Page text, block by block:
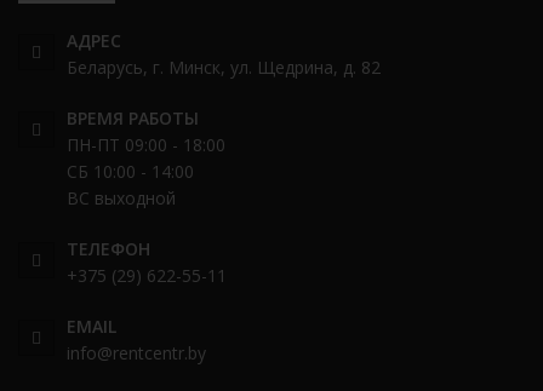
АДРЕС
Беларусь, г. Минск, ул. Щедрина, д. 82
ВРЕМЯ РАБОТЫ
ПН-ПТ 09:00 - 18:00
СБ 10:00 - 14:00
ВС выходной
ТЕЛЕФОН
+375 (29) 622-55-11
EMAIL
info@rentcentr.by